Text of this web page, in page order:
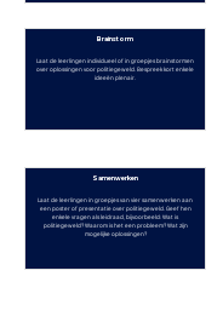
Brainstorm
Laat de leerlingen individueel of in groepjes brainstormen
over oplossingen voor politiegeweld. Bespreek kort enkele
ideeën plenair.
Samenwerken
Laat de leerlingen in groepjes van vier samenwerken aan
een poster of presentatie over politiegeweld. Geef hen
enkele vragen als leidraad, bijvoorbeeld: Wat is
politiegeweld? Waarom is het een probleem? Wat zijn
mogelijke oplossingen?